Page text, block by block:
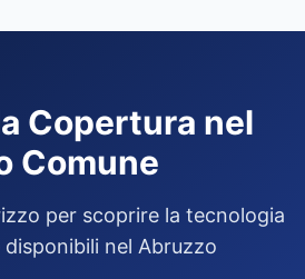
Copertura nel
Comune
per scoprire la tecnologia
nel Abruzzo